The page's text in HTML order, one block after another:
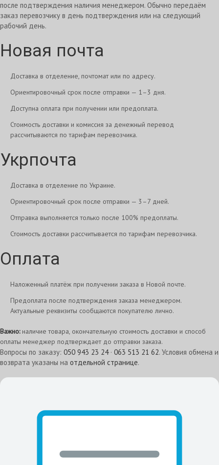
после подтверждения наличия менеджером. Обычно передаём
заказ перевозчику в день подтверждения или на следующий
рабочий день.
Новая почта
Доставка в отделение, почтомат или по адресу.
Ориентировочный срок после отправки — 1–3 дня.
Доступна оплата при получении или предоплата.
Стоимость доставки и комиссия за денежный перевод
рассчитываются по тарифам перевозчика.
Укрпочта
Доставка в отделение по Украине.
Ориентировочный срок после отправки — 3–7 дней.
Отправка выполняется только после 100% предоплаты.
Стоимость доставки рассчитывается по тарифам перевозчика.
Оплата
Наложенный платёж при получении заказа в Новой почте.
Предоплата после подтверждения заказа менеджером.
Актуальные реквизиты сообщаются покупателю лично.
Важно:наличие товара, окончательную стоимость доставки и способ
оплаты менеджер подтверждает до отправки заказа.
Вопросы по заказу: 050 943 23 24· 063 513 21 62. Условия обмена и
возврата указаны на отдельной странице.